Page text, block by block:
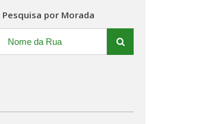
Pesquisa por Morada